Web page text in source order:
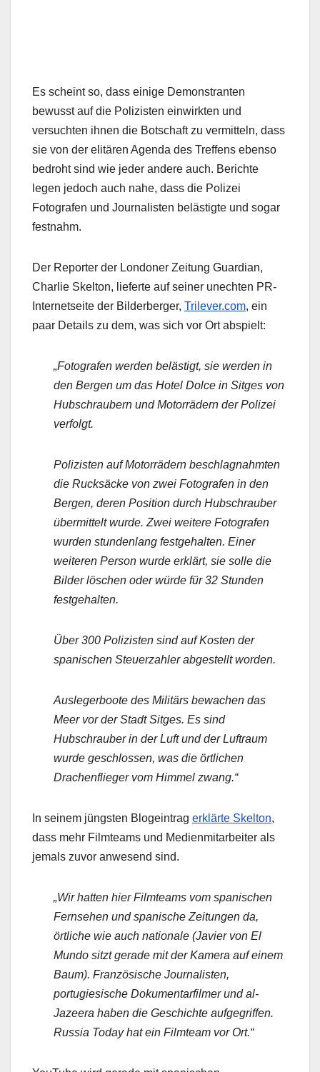
Es scheint so, dass einige Demonstranten
bewusst auf die Polizisten einwirkten und
versuchten ihnen die Botschaft zu vermitteln, dass
sie von der elitären Agenda des Treffens ebenso
bedroht sind wie jeder andere auch. Berichte
legen jedoch auch nahe, dass die Polizei
Fotografen und Journalisten belästigte und sogar
festnahm.
Der Reporter der Londoner Zeitung Guardian,
Charlie Skelton, lieferte auf seiner unechten PR-
Internetseite der Bilderberger, Trilever.com, ein
paar Details zu dem, was sich vor Ort abspielt:
„Fotografen werden belästigt, sie werden in
den Bergen um das Hotel Dolce in Sitges von
Hubschraubern und Motorrädern der Polizei
verfolgt.
Polizisten auf Motorrädern beschlagnahmten
die Rucksäcke von zwei Fotografen in den
Bergen, deren Position durch Hubschrauber
übermittelt wurde. Zwei weitere Fotografen
wurden stundenlang festgehalten. Einer
weiteren Person wurde erklärt, sie solle die
Bilder löschen oder würde für 32 Stunden
festgehalten.
Über 300 Polizisten sind auf Kosten der
spanischen Steuerzahler abgestellt worden.
Auslegerboote des Militärs bewachen das
Meer vor der Stadt Sitges. Es sind
Hubschrauber in der Luft und der Luftraum
wurde geschlossen, was die örtlichen
Drachenflieger vom Himmel zwang.“
In seinem jüngsten Blogeintrag erklärte Skelton,
dass mehr Filmteams und Medienmitarbeiter als
jemals zuvor anwesend sind.
„Wir hatten hier Filmteams vom spanischen
Fernsehen und spanische Zeitungen da,
örtliche wie auch nationale (Javier von El
Mundo sitzt gerade mit der Kamera auf einem
Baum). Französische Journalisten,
portugiesische Dokumentarfilmer und al-
Jazeera haben die Geschichte aufgegriffen.
Russia Today hat ein Filmteam vor Ort.“